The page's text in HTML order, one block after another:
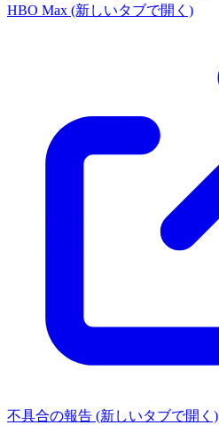
HBO Max (新しいタブで開く)
不具合の報告 (新しいタブで開く)